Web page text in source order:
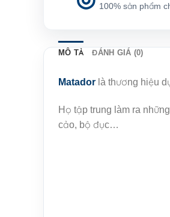
100% sản phẩm
MÔ TẢ ĐÁNH GIÁ (0)
Matador là thương hiệu
Họ tập trung làm ra
cảo, bộ đục…